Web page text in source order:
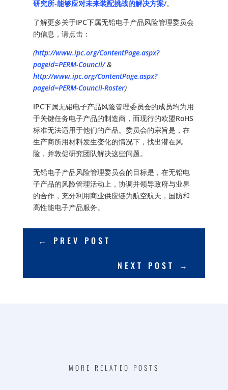
研究所-能够应对未来装配挑战的解决方案/。
了解更多关于IPC下属无铅电子产品风险管理委员会
的信息，请点击：
(http://www.ipc.org/ContentPage.aspx?
pageid=PERM-Council/&
http://www.ipc.org/ContentPage.aspx?
pageid=PERM-Council-Roster)
IPC下属无铅电子产品风险管理委员会的成员均为用
于关键任务电子产品的制造商，而现行的欧盟RoHS
标准无法适用于他们的产品。委员会的宗旨是，在
生产商所用材料发生变化的情况下，找出潜在风
险，并敦促研究团队解决这些问题。
无铅电子产品风险管理委员会的目标是，在无铅电
子产品的风险管理活动上，协调并领导政府与业界
的合作，充分利用商业供应链为航空航天，国防和
高性能电子产品服务。
← PREV POST
NEXT POST →
MORE RELATED POSTS